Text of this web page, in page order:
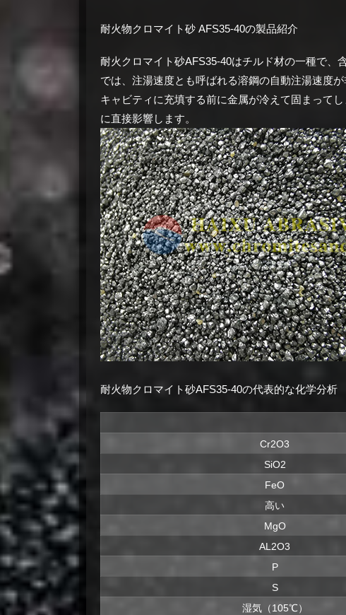
耐火物クロマイト砂 AFS35-40の製品紹介
耐火クロマイト砂AFS35-40はチルド材の一種で、
では、注湯速度とも呼ばれる溶鋼の自動注湯速度が
キャビティに充填する前に金属が冷えて固まってし
に直接影響します。
耐火物クロマイト砂AFS35-40の代表的な化学分析
Cr2O3
SiO2
FeO
高い
MgO
AL2O3
P
S
湿気（105℃）